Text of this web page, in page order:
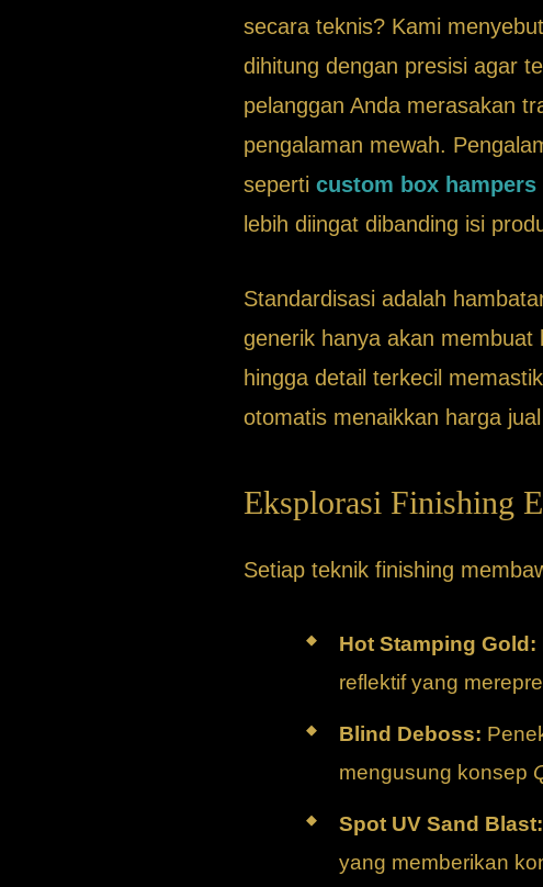
secara teknis? Kami
dihitung dengan presisi agar
pelanggan Anda merasakan
pengalaman mewah.
seperti custom box
lebih diingat dibanding isi
Standardisasi adalah
generik hanya akan membuat
hingga detail terkecil
otomatis menaikkan harga
Eksplorasi Finishing
Setiap teknik finishing
Hot Stamping Gold:
reflektif yang
Blind Deboss:
mengusung konsep
Spot UV Sand Blast:
yang memberikan